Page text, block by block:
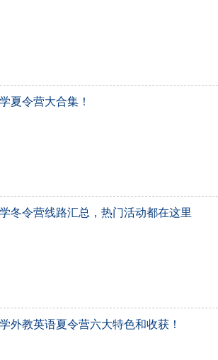
夏令营大合集！
冬令营线路汇总，热门活动都在这里
外教英语夏令营六大特色和收获！